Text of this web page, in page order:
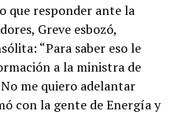
que responder ante la
Greve esbozó,
“Para saber eso le
a la ministra de
me quiero adelantar
con la gente de Energía y